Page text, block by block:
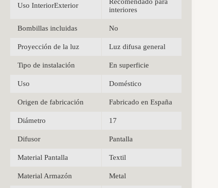
Uso InteriorExterior
interiores
Bombillas incluidas No
Proyección de la luz Luz difusa general
Tipo de instalación En superficie
Uso Doméstico
Origen de fabricación Fabricado en España
Diámetro 17
Difusor Pantalla
Material Pantalla Textil
Material Armazón Metal